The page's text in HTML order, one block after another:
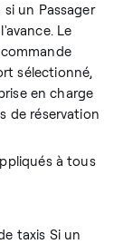
un Passager
Le
sélectionné,
en charge
de réservation
à tous
taxis Si un